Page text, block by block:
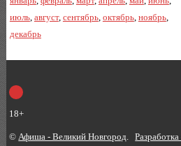
июль, август, сентябрь, октябрь, ноябрь,
декабрь
18+
©Афиша - Великий Новгород.